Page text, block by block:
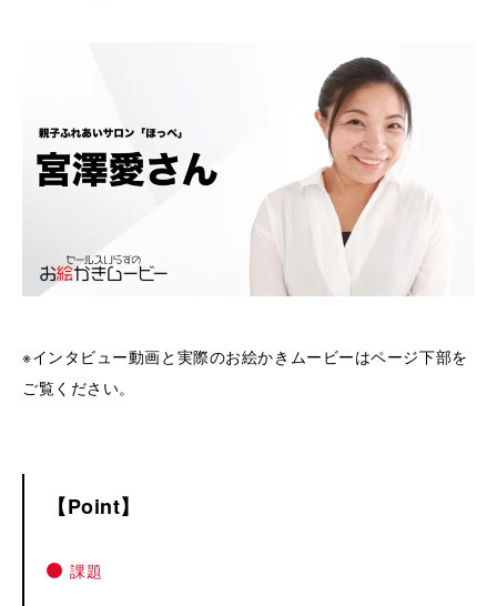
※インタビュー動画と実際のお絵かきムービーはページ下部を
ご覧ください。
Point
課題